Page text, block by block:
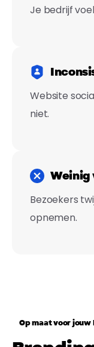
Je bedrijf
Website
niet.
Bezoekers
opnemen.
Op maat voor